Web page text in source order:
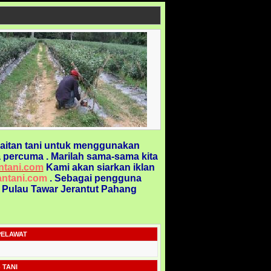
tani untuk menggunakan
. Marilah sama-sama kita
Kami akan siarkan iklan
. Sebagai pengguna
Tawar Jerantut Pahang
TANI